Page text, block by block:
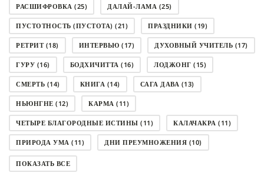
РАСШИФРОВКА (25) ДАЛАЙ-ЛАМА (25)
ПУСТОТНОСТЬ (ПУСТОТА) (21) ПРАЗДНИКИ (19)
РЕТРИТ(18) ИНТЕРВЬЮ (17) ДУХОВНЫЙ УЧИТЕЛЬ (17)
ГУРУ (16) БОДХИЧИТТА (16) ЛОДЖОНГ (15)
СМЕРТЬ (14) КНИГА (14) САГА ДАВА (13)
НЬЮНГНЕ (12) КАРМА (11)
ЧЕТЫРЕ БЛАГОРОДНЫЕ ИСТИНЫ (11) КАЛАЧАКРА (11)
ПРИРОДА УМА (11) ДНИ ПРЕУМНОЖЕНИЯ (10)
СОВЕТ(10)
ПОКАЗАТЬ ВСЕ